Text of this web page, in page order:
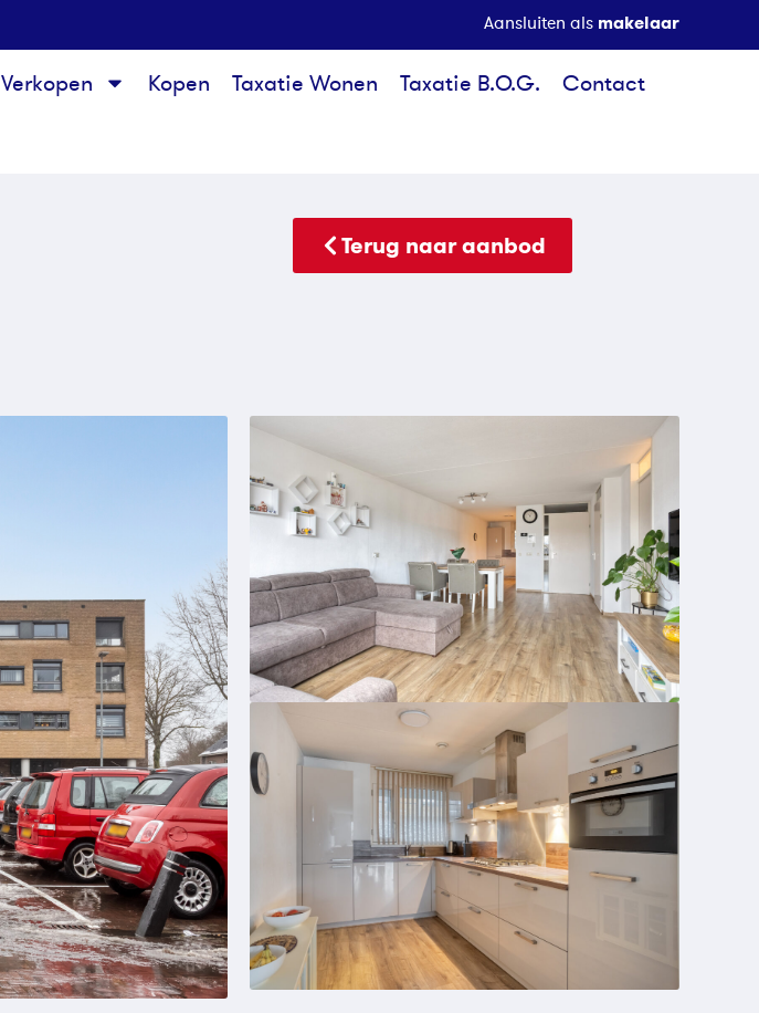
Aansluiten als makelaar
Verkopen Kopen Taxatie Wonen Taxatie B.O.G. Contact
Terug naar aanbod